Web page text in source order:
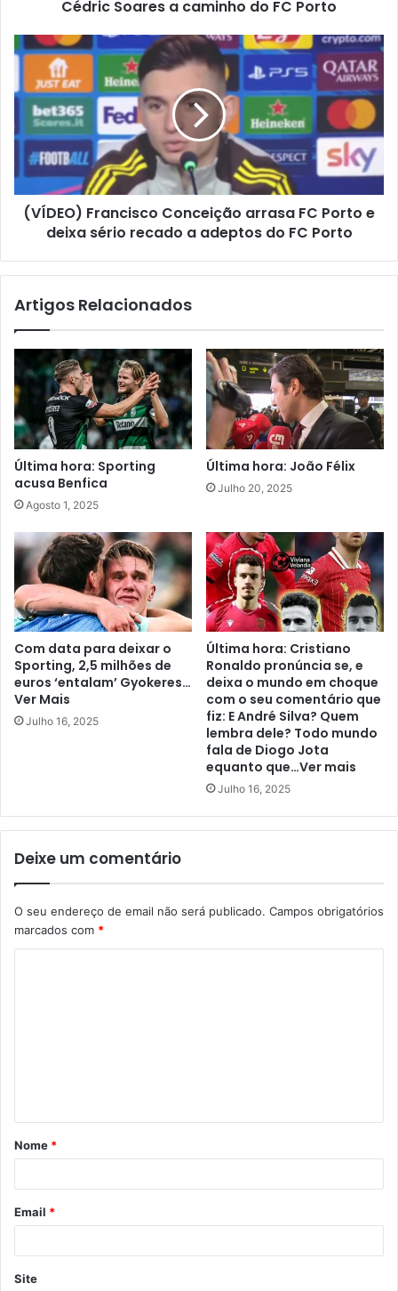
Cédric Soares a caminho do FC Porto
(VÍDEO) Francisco Conceição arrasa FC Porto e
deixa sério recado a adeptos do FC Porto
Artigos Relacionados
Última hora: Sporting
acusa Benfica
Agosto 1, 2025
Última hora: João Félix
Julho 20, 2025
Com data para deixar o
Sporting, 2,5 milhões de
euros ‘entalam’ Gyokeres…
Ver Mais
Julho 16, 2025
Última hora: Cristiano
Ronaldo pronúncia se, e
deixa o mundo em choque
com o seu comentário que
fiz: E André Silva? Quem
lembra dele? Todo mundo
fala de Diogo Jota
equanto que…Ver mais
Julho 16, 2025
Deixe um comentário
O seu endereço de email não será publicado. Campos obrigatórios
marcados com *
á
r
*
Nome *
Email *
Site